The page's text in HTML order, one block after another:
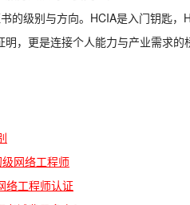
的级别与方向。HCIA是入门钥匙
，更是连接个人能力与产业需求
网络工程师
络工程师认证